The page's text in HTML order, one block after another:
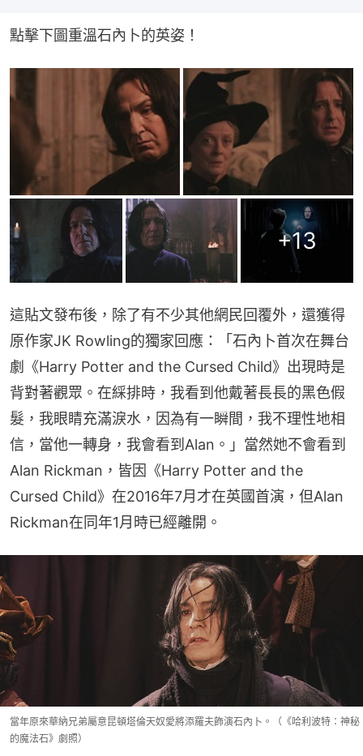
點擊下圖重溫石內卜的英姿！
+13
這貼文發布後，除了有不少其他網民回覆外，還獲得
原作家JK Rowling的獨家回應：「石內卜首次在舞台
劇《Harry Potter and the Cursed Child》出現時是
背對著觀眾。在綵排時，我看到他戴著長長的黑色假
髮，我眼睛充滿淚水，因為有一瞬間，我不理性地相
信，當他一轉身，我會看到Alan。」當然她不會看到
Alan Rickman，皆因《Harry Potter and the
Cursed Child》在2016年7月才在英國首演，但Alan
Rickman在同年1月時已經離開。
當年原來華納兄弟屬意昆頓塔倫天奴愛將添羅夫飾演石內卜。（《哈利波特：神秘
的魔法石》劇照）